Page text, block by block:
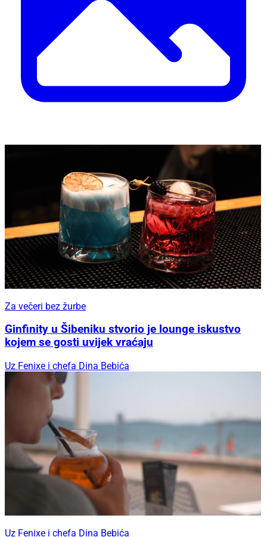
Za večeri bez žurbe
Ginfinity u Šibeniku stvorio je lounge iskustvo
kojem se gosti uvijek vraćaju
Uz Fenixe i chefa Dina Bebića
Uz Fenixe i chefa Dina Bebića